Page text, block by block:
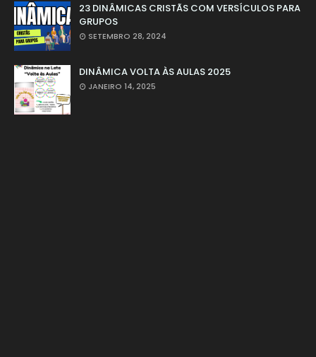
23 DINÂMICAS CRISTÃS COM VERSÍCULOS PARA
GRUPOS
SETEMBRO 28, 2024
DINÂMICA VOLTA ÀS AULAS 2025
JANEIRO 14, 2025